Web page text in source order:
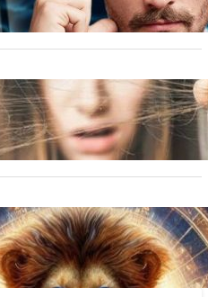
deficiențe de proteine:
sănătății tale
8/8: Oportunități de
Cinci Zodii în 2026